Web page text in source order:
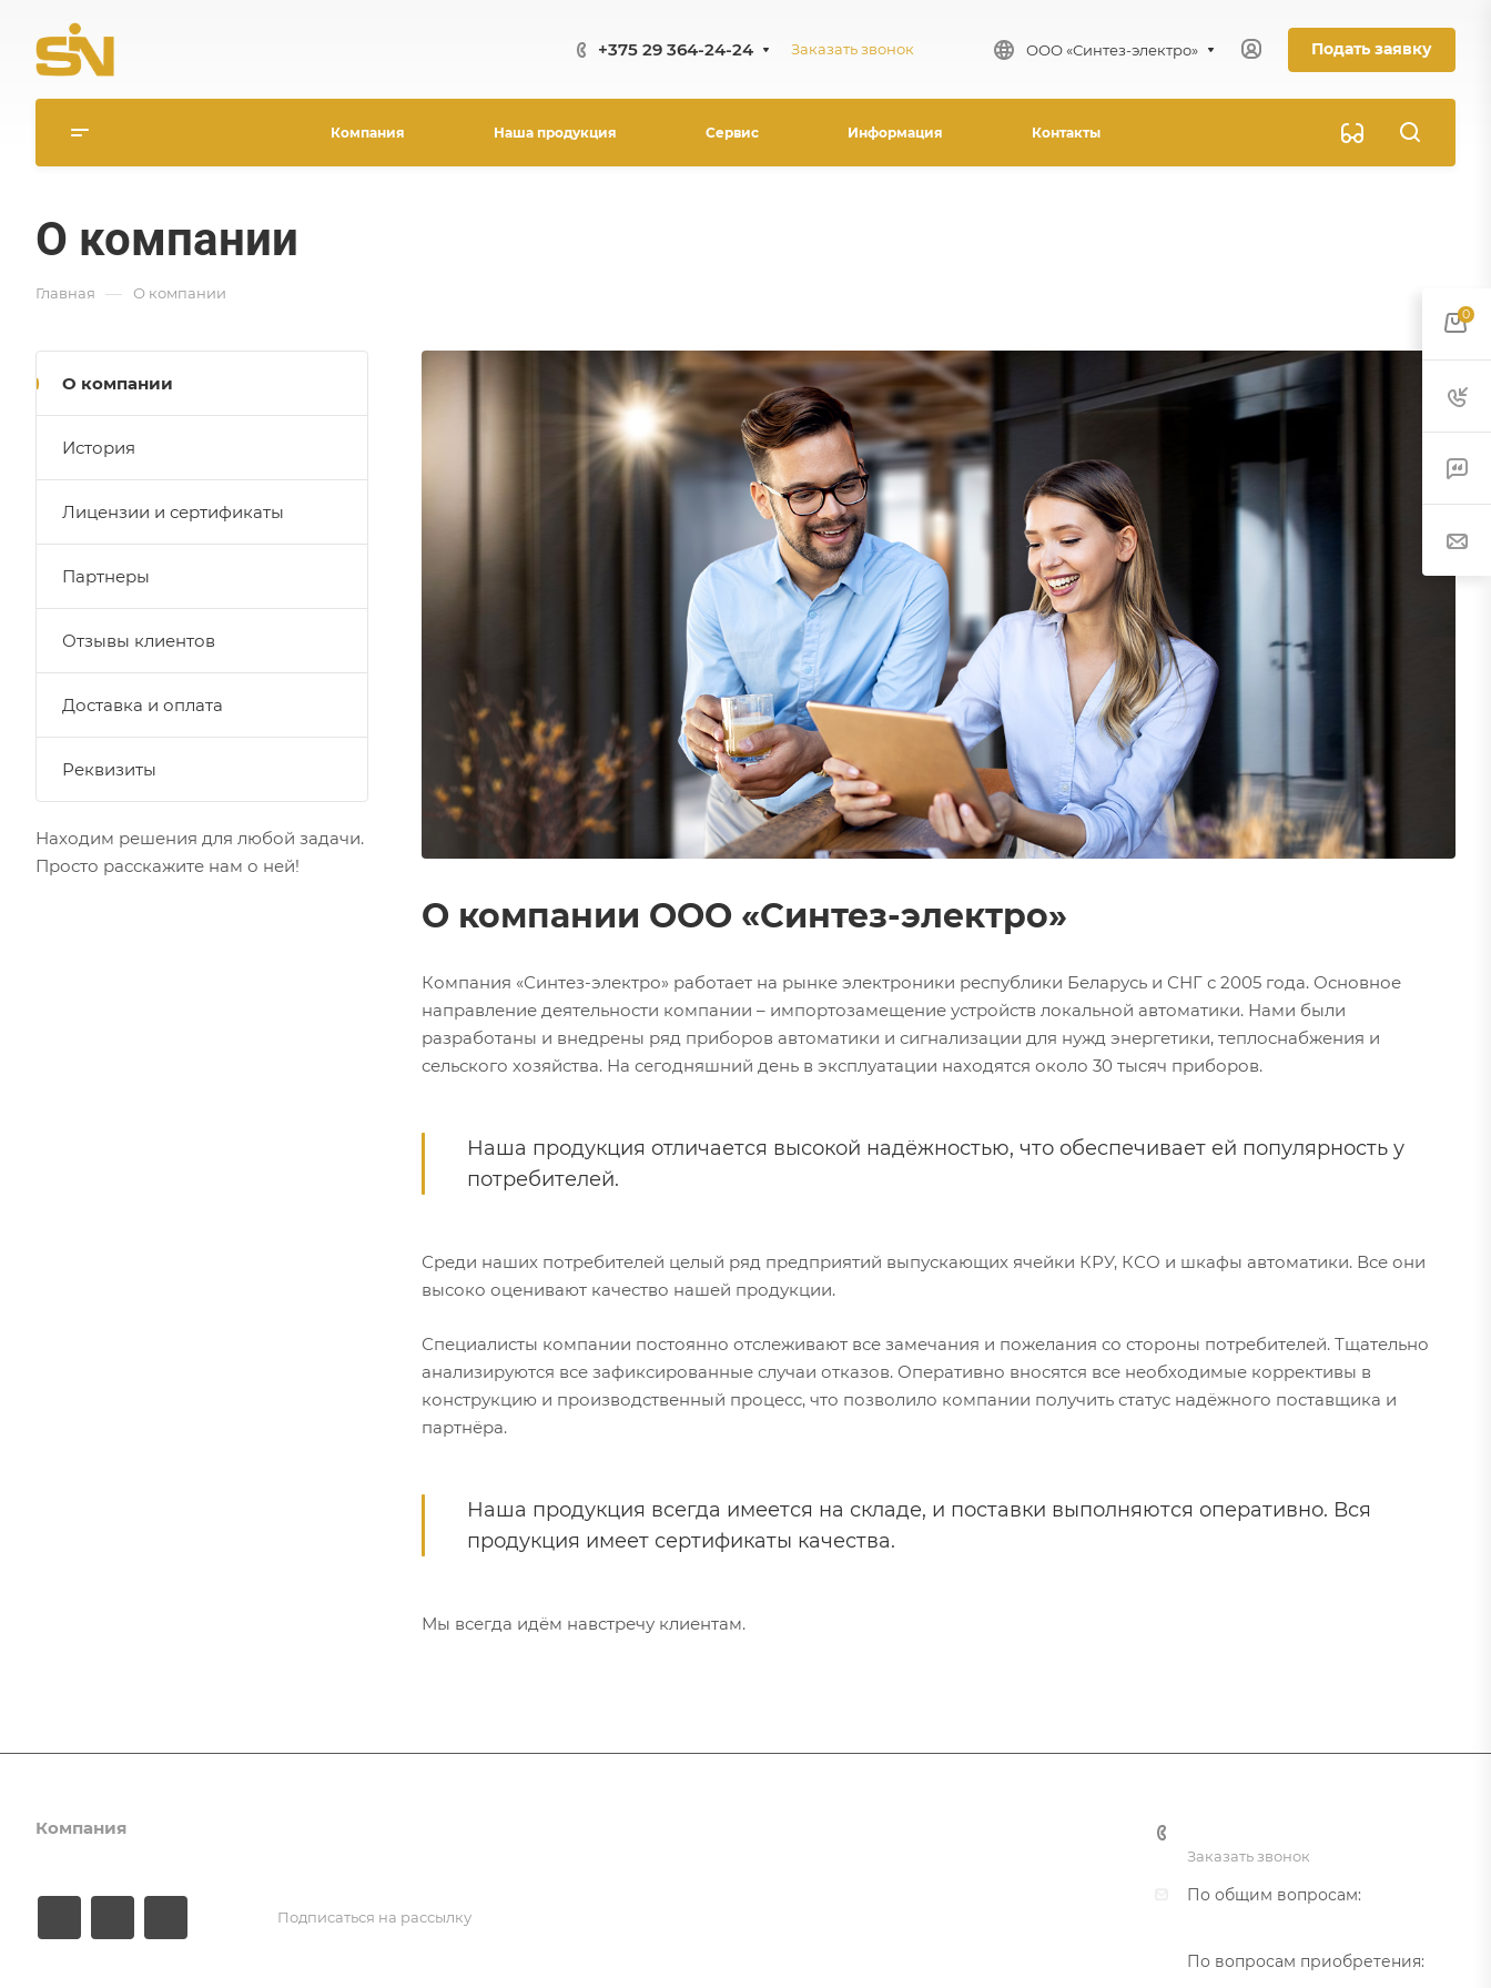
+375 29 364-24-24 Заказать звонок ООО «Синтез-электро» Подать заявку
Компания Наша продукция Сервис Информация Контакты
О компании
Главная — О компании
О компании ООО «Синтез-электро»
Компания «Синтез-электро» работает на рынке электроники республики Беларусь и СНГ с 2005 года. Основное
направление деятельности компании – импортозамещение устройств локальной автоматики. Нами были
разработаны и внедрены ряд приборов автоматики и сигнализации для нужд энергетики, теплоснабжения и
сельского хозяйства. На сегодняшний день в эксплуатации находятся около 30 тысяч приборов.
Наша продукция отличается высокой надёжностью, что обеспечивает ей популярность у
потребителей.
Среди наших потребителей целый ряд предприятий выпускающих ячейки КРУ, КСО и шкафы автоматики. Все они
высоко оценивают качество нашей продукции.
Специалисты компании постоянно отслеживают все замечания и пожелания со стороны потребителей. Тщательно
анализируются все зафиксированные случаи отказов. Оперативно вносятся все необходимые коррективы в
конструкцию и производственный процесс, что позволило компании получить статус надёжного поставщика и
партнёра.
Наша продукция всегда имеется на складе, и поставки выполняются оперативно. Вся
продукция имеет сертификаты качества.
Мы всегда идём навстречу клиентам.
О компании
История
Лицензии и сертификаты
Партнеры
Отзывы клиентов
Доставка и оплата
Реквизиты
Находим решения для любой задачи.
Просто расскажите нам о ней!
Компания
Подписаться на рассылку
Заказать звонок
По общим вопросам:
По вопросам приобретения:
0
Сookie-файл — текстовый файл, сохраненный в браузере компьютера (мобильного устройства)
Файлы, осуществляющие хранение информации для обеспечения функционирования веб-ресурсов, информацию о
выборе пользователя относительно принятия/отклонения cookie-файлов и не использующие какую-либо
информацию о пользователе, которая может быть использована в маркетинговых целях или для учета посещаемых
сайтов в сети Интернет. Отключение данного типа cookie-файлов может привести к ограничению доступа
пользователя к функциональным возможностям веб-ресурса
Файлы, осуществляющие хранение информации о выборе пользователя (имя пользователя, язык, регион и т.д.).
Отключение функциональных cookie-файлов не оказывает влияния на работу веб-ресурса.
Аналитические/целевые cookie-файлы
Файлы, предназначенные для оценки работы веб-ресурсов и осуществляющие хранение информации о
пользовательских предпочтениях и наиболее просматриваемых страницах веб-ресурса. Отключение аналитических
cookie-файлов не оказывает влияние на работу веб-ресурса.
С перечнем обрабатываемых cookie-файлов можно ознакомиться вПолитике обработки cookie-
файлов в ООО «Синтез-электро»